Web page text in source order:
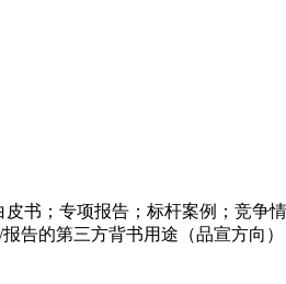
书；专项报告；标杆案例；竞争
告的第三方背书用途（品宣方向）